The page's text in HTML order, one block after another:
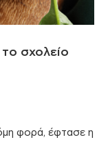
σχολείο
φορά, έφτασε η